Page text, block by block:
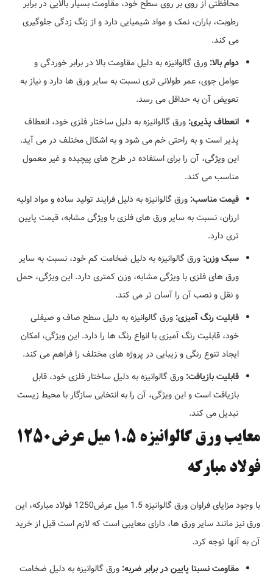
محافظتی از روی بر روی سطح خود، مقاومت بسیار بالایی در برابر
رطوبت، باران، نمک و مواد شیمیایی دارد و از زنگ زدگی جلوگیری
می کند.
دوام بالا: ورق گالوانیزه به دلیل مقاومت بالا در برابر خوردگی و
عوامل جوی، عمر طولانی تری نسبت به سایر ورق ها دارد و نیاز به
تعویض آن به حداقل می رسد.
انعطاف پذیری: ورق گالوانیزه به دلیل ساختار فلزی خود، انعطاف
پذیر است و به راحتی خم می شود و به اشکال مختلف در می آید.
این ویژگی، آن را برای استفاده در طرح های پیچیده و غیر معمول
مناسب می کند.
قیمت مناسب: ورق گالوانیزه به دلیل فرایند تولید ساده و مواد اولیه
ارزان، نسبت به سایر ورق های فلزی با ویژگی مشابه، قیمت پایین
تری دارد.
سبک وزن: ورق گالوانیزه به دلیل ضخامت کم خود، نسبت به سایر
ورق های فلزی با ویژگی مشابه، وزن کمتری دارد. این ویژگی، حمل
و نقل و نصب آن را آسان تر می کند.
قابلیت رنگ آمیزی: ورق گالوانیزه به دلیل سطح صاف و صیقلی
خود، قابلیت رنگ آمیزی با انواع رنگ ها را دارد. این ویژگی، امکان
ایجاد تنوع رنگی و زیبایی در پروژه های مختلف را فراهم می کند.
قابلیت بازیافت: ورق گالوانیزه به دلیل ساختار فلزی خود، قابل
بازیافت است و این ویژگی، آن را به انتخابی سازگار با محیط زیست
تبدیل می کند.
معایب ورق گالوانیزه 1.5 میل عرض1250
فولاد مبارکه
با وجود مزایای فراوان ورق گالوانیزه 1.5 میل عرض1250 فولاد مبارکه، این
ورق نیز مانند سایر ورق ها، دارای معایبی است که لازم است قبل از خرید
آن به آنها توجه کرد.
مقاومت نسبتا پایین در برابر ضربه: ورق گالوانیزه به دلیل ضخامت